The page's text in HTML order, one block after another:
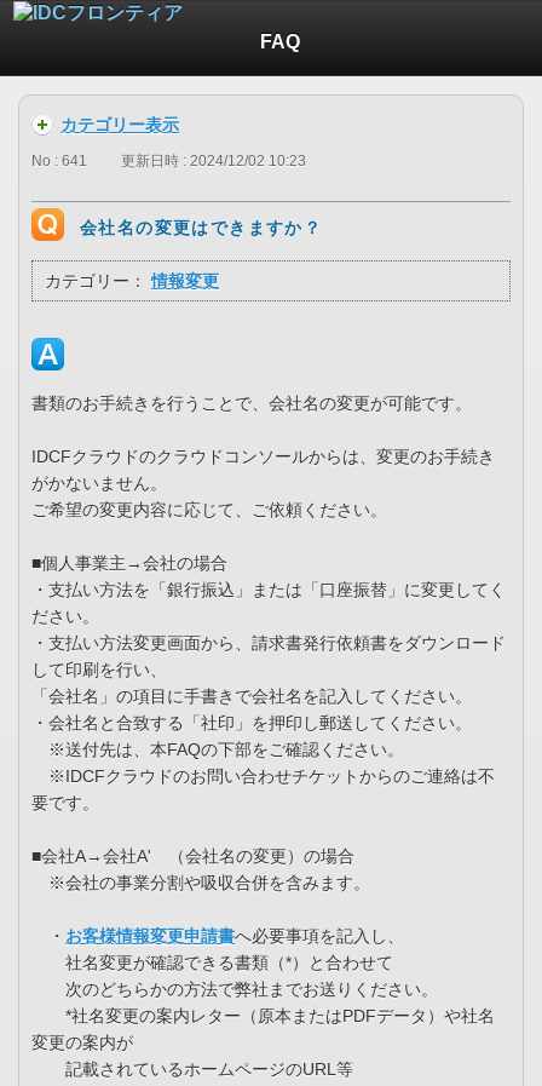
FAQ
カテゴリー表示
No : 641 更新日時 : 2024/12/02 10:23
会社名の変更はできますか？
カテゴリー： 情報変更
書類のお手続きを行うことで、会社名の変更が可能です。
IDCFクラウドのクラウドコンソールからは、変更のお手続き
がかないません。
ご希望の変更内容に応じて、ご依頼ください。
■個人事業主→会社の場合
・支払い方法を「銀行振込」または「口座振替」に変更してく
ださい。
・支払い方法変更画面から、請求書発行依頼書をダウンロード
して印刷を行い、
「会社名」の項目に手書きで会社名を記入してください。
・会社名と合致する「社印」を押印し郵送してください。
※送付先は、本FAQの下部をご確認ください。
※IDCFクラウドのお問い合わせチケットからのご連絡は不
要です。
■会社A→会社A' （会社名の変更）の場合
※会社の事業分割や吸収合併を含みます。
・ お客様情報変更申請書へ必要事項を記入し、
社名変更が確認できる書類（*）と合わせて
次のどちらかの方法で弊社までお送りください。
*社名変更の案内レター（原本またはPDFデータ）や社名
変更の案内が
記載されているホームページのURL等